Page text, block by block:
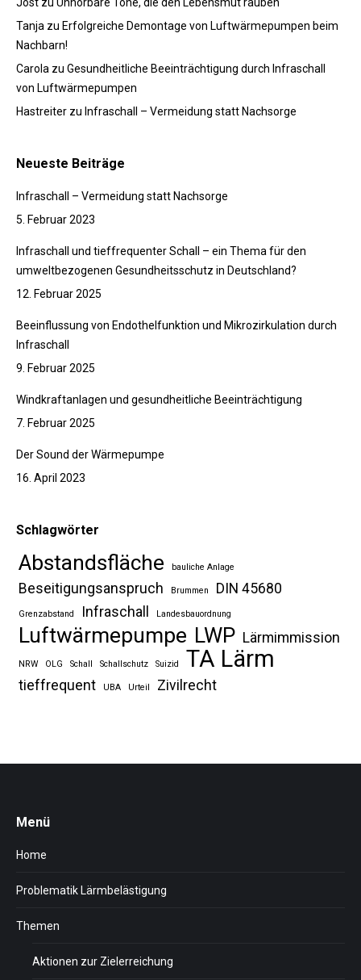
Tanja zu Erfolgreiche Demontage von Luftwärmepumpen beim
Nachbarn!
Carola zu Gesundheitliche Beeinträchtigung durch Infraschall
von Luftwärmepumpen
Hastreiter zu Infraschall – Vermeidung statt Nachsorge
Neueste Beiträge
Infraschall – Vermeidung statt Nachsorge
5. Februar 2023
Infraschall und tieffrequenter Schall – ein Thema für den
umweltbezogenen Gesundheitsschutz in Deutschland?
12. Februar 2025
Beeinflussung von Endothelfunktion und Mikrozirkulation durch
Infraschall
9. Februar 2025
Windkraftanlagen und gesundheitliche Beeinträchtigung
7. Februar 2025
Der Sound der Wärmepumpe
16. April 2023
Schlagwörter
Abstandsfläche bauliche Anlage
Beseitigungsanspruch Brummen DIN 45680
Grenzabstand Infraschall Landesbauordnung
Luftwärmepumpe LWP Lärmimmission
NRW OLG Schall Schallschutz Suizid TA Lärm
tieffrequent UBA Urteil Zivilrecht
Menü
Home
Problematik Lärmbelästigung
Themen
Aktionen zur Zielerreichung